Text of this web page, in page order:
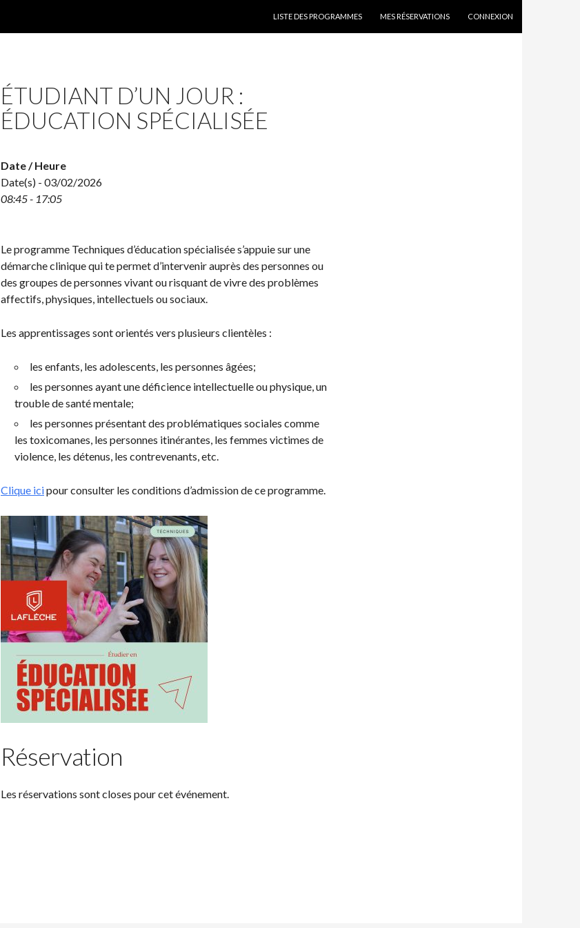
LISTE DES PROGRAMMES
MES RÉSERVATIONS CONNEXION
ÉTUDIANT D’UN JOUR :
ÉDUCATION SPÉCIALISÉE
Date / Heure
Date(s) - 03/02/2026
08:45 - 17:05
Le programme Techniques d’éducation spécialisée s’appuie sur une
démarche clinique qui te permet d’intervenir auprès des personnes ou
des groupes de personnes vivant ou risquant de vivre des problèmes
affectifs, physiques, intellectuels ou sociaux.
Les apprentissages sont orientés vers plusieurs clientèles :
les enfants, les adolescents, les personnes âgées;
les personnes ayant une déficience intellectuelle ou physique, un
trouble de santé mentale;
les personnes présentant des problématiques sociales comme
les toxicomanes, les personnes itinérantes, les femmes victimes de
violence, les détenus, les contrevenants, etc.
Clique icipour consulter les conditions d’admission de ce programme.
Réservation
Les réservations sont closes pour cet événement.